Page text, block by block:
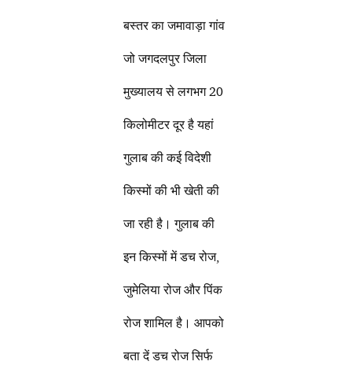
बस्तर का जमावाड़ा गांव
जो जगदलपुर जिला
मुख्यालय से लगभग 20
किलोमीटर दूर है यहां
गुलाब की कई विदेशी
किस्मों की भी खेती की
जा रही है। गुलाब की
इन किस्मों में डच रोज,
जुमेलिया रोज और पिंक
रोज शामिल है। आपको
बता दें डच रोज सिर्फ